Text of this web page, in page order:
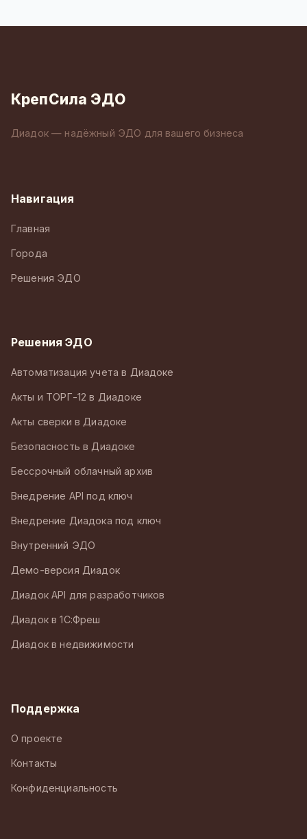
КрепСила ЭДО
Диадок — надёжный ЭДО для вашего бизнеса
Навигация
Главная
Города
Решения ЭДО
Решения ЭДО
Автоматизация учета в Диадоке
Акты и ТОРГ-12 в Диадоке
Акты сверки в Диадоке
Безопасность в Диадоке
Бессрочный облачный архив
Внедрение API под ключ
Внедрение Диадока под ключ
Внутренний ЭДО
Демо-версия Диадок
Диадок API для разработчиков
Диадок в 1С:Фреш
Диадок в недвижимости
Поддержка
О проекте
Контакты
Конфиденциальность